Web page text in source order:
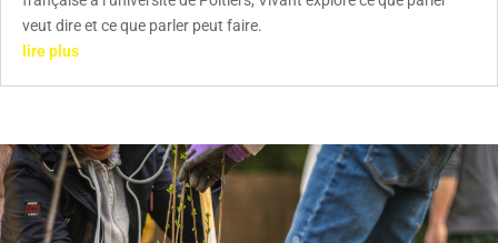
veut dire et ce que parler peut faire.
lire plus